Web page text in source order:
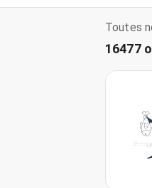
Toutes
16477